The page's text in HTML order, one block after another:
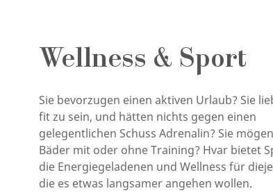
Wellness & Sport
Sie bevorzugen einen aktiven Urlaub? Sie
fit zu sein, und hätten nichts gegen einen
gelegentlichen Schuss Adrenalin? Sie
Bäder mit oder ohne Training? Hvar bietet
die Energiegeladenen und Wellness für
die es etwas langsamer angehen wollen.